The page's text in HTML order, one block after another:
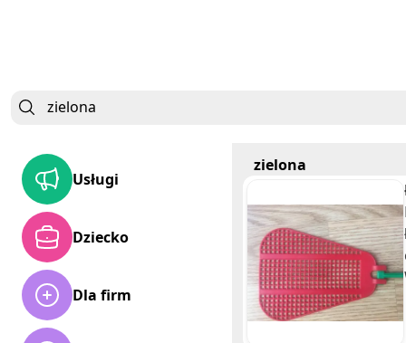
Usługi
Dziecko
Dla firm
zielona